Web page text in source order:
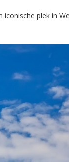
plek in